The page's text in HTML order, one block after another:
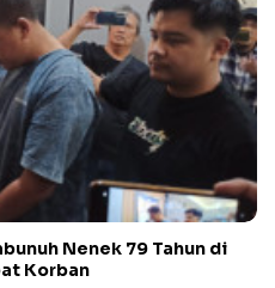
Nenek 79 Tahun di
Korban